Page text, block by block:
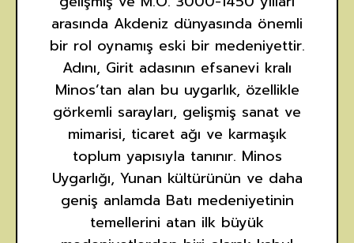
arasında Akdeniz dünyasında önemli
bir rol oynamış eski bir medeniyettir.
Adını, Girit adasının efsanevi kralı
Minos’tan alan bu uygarlık, özellikle
görkemli sarayları, gelişmiş sanat ve
mimarisi, ticaret ağı ve karmaşık
toplum yapısıyla tanınır. Minos
Uygarlığı, Yunan kültürünün ve daha
geniş anlamda Batı medeniyetinin
temellerini atan ilk büyük